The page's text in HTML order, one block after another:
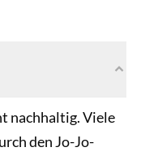
nachhaltig. Viele
den Jo-Jo-